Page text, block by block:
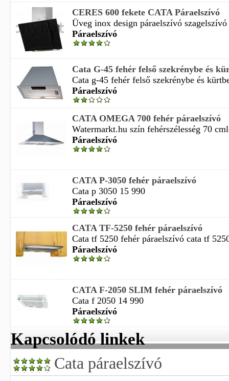
CERES 600 fekete CATA Páraelszívó
Üveg inox design páraelszívó
Páraelszívó
Cata G-45 fehér felső szekrénybe és
Cata g-45 fehér felső szekrénybe és
Páraelszívó
CATA OMEGA 700 fehér páraelszívó
Watermarkt.hu szín fehérszélesség 70
Páraelszívó
CATA P-3050 fehér páraelszívó
Cata p 3050 15 990
Páraelszívó
CATA TF-5250 fehér páraelszívó
Cata tf 5250 fehér páraelszívó cata tf
Páraelszívó
CATA F-2050 SLIM fehér páraelszívó
Cata f 2050 14 990
Páraelszívó
Kapcsolódó linkek
Cata páraelszívó